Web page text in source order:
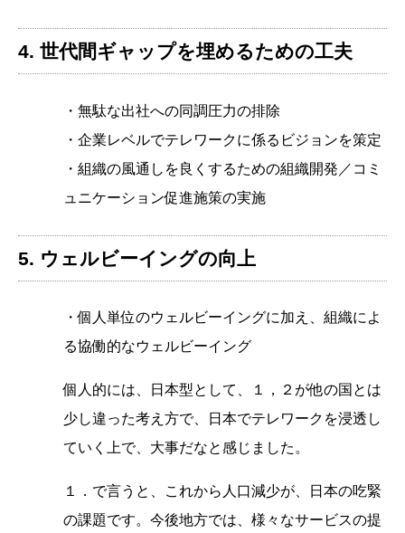
4. 世代間ギャップを埋めるための工夫
・無駄な出社への同調圧力の排除
・企業レベルでテレワークに係るビジョンを策定
・組織の風通しを良くするための組織開発／コミ
ュニケーション促進施策の実施
5. ウェルビーイングの向上
・個人単位のウェルビーイングに加え、組織によ
る協働的なウェルビーイング
個人的には、日本型として、１，２が他の国とは
少し違った考え方で、日本でテレワークを浸透し
ていく上で、大事だなと感じました。
１．で言うと、これから人口減少が、日本の吃緊
の課題です。今後地方では、様々なサービスの提